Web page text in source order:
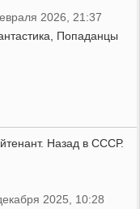
2026, 21:37
Попаданцы
Назад в СССР.
2025, 10:28